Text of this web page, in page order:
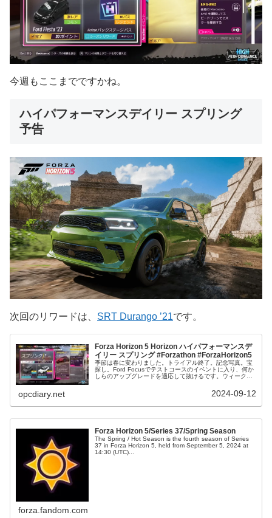
今週もここまでですかね。
ハイパフォーマンスデイリー スプリング
予告
次回のリワードは、 SRT Durango ’21です。
Forza Horizon 5 Horizon ハイパフォーマンスデ
イリー スプリング #Forzathon #ForzaHorizon5
季節は春に変わりました。トライアル終了。記念写真。宝
探し。Ford Focusでテストコースのイベントに入り、何か
しらのアップグレードを適応して抜けるです。ウィークリ
opcdiary.net 2024-09-12
Forza Horizon 5/Series 37/Spring Season
The Spring / Hot Season is the fourth season of Series
37 in Forza Horizon 5, held from September 5, 2024 at
14:30 (UTC)...
forza.fandom.com